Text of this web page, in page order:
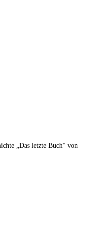
„Das letzte Buch“ von